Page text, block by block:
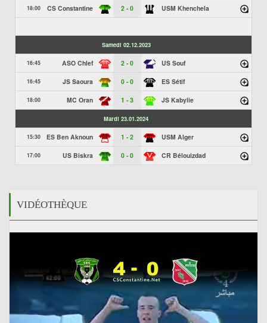
18:00 CS Constantine 2 - 0 USM Khenchela
Samedi 02.12.2023
16:45 ASO Chlef 2 - 0 US Souf
16:45 JS Saoura 0 - 0 ES Sétif
18:00 MC Oran 1 - 3 JS Kabylie
Mardi 23.01.2024
15:30 ES Ben Aknoun 1 - 2 USM Alger
17:00 US Biskra 0 - 0 CR Bélouizdad
VIDÉOTHÈQUE